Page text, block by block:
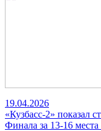
19.04.2026
«Кузбасс-2» показал
Финала за 13-16